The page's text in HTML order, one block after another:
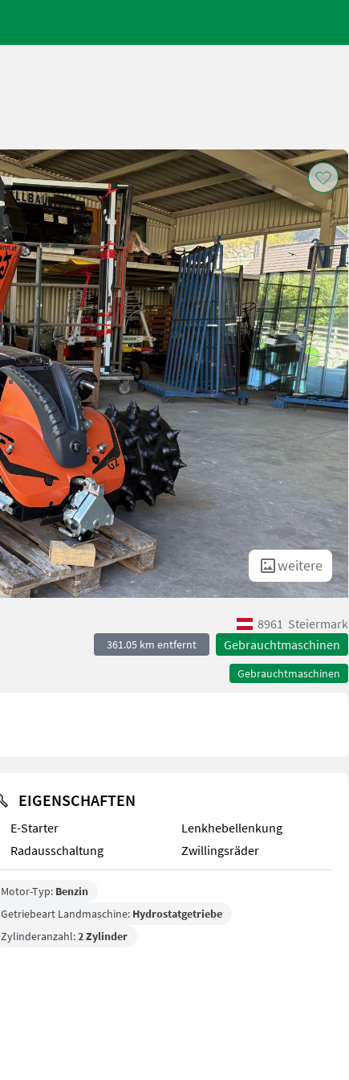
weitere
8961 Steiermark
361.05 km entfernt Gebrauchtmaschinen
Gebrauchtmaschinen
EIGENSCHAFTEN
E-Starter
Lenkhebellenkung
Radausschaltung
Zwillingsräder
Motor-Typ: Benzin
Getriebeart Landmaschine: Hydrostatgetriebe
Zylinderanzahl:2 Zylinder